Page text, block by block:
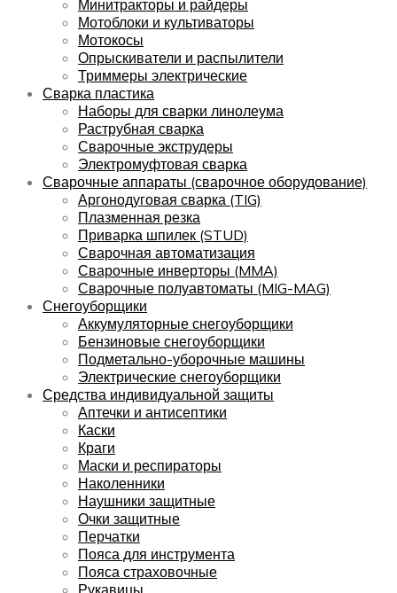
Минитракторы и райдеры
Мотоблоки и культиваторы
Мотокосы
Опрыскиватели и распылители
Триммеры электрические
Сварка пластика
Наборы для сварки линолеума
Раструбная сварка
Сварочные экструдеры
Электромуфтовая сварка
Сварочные аппараты (сварочное оборудование)
Аргонодуговая сварка (TIG)
Плазменная резка
Приварка шпилек (STUD)
Сварочная автоматизация
Сварочные инверторы (MMA)
Сварочные полуавтоматы (MIG-MAG)
Снегоуборщики
Аккумуляторные снегоуборщики
Бензиновые снегоуборщики
Подметально-уборочные машины
Электрические снегоуборщики
Средства индивидуальной защиты
Аптечки и антисептики
Каски
Краги
Маски и респираторы
Наколенники
Наушники защитные
Очки защитные
Перчатки
Пояса для инструмента
Пояса страховочные
Рукавицы